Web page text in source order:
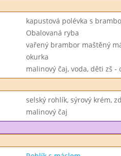
kapustová polévka s
Obalovaná ryba
vařený brambor maštěný
okurka
malinový čaj, voda, děti zš -
selský rohlík, sýrový krém,
malinový čaj